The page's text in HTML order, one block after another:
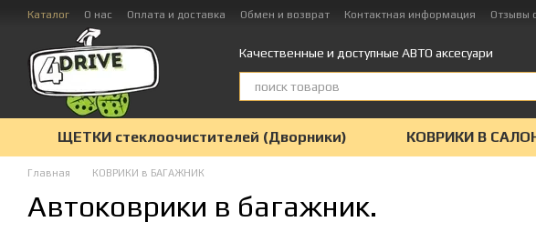
Перейти к основному контенту
Каталог О нас Оплата и доставка Обмен и возврат Контактная информация Отзывы
Качественные и доступные АВТО аксесуари
ЩЕТКИ стеклоочистителей (Дворники) КОВРИКИ В
Главная КОВРИКИ в БАГАЖНИК
Автоковрики в багажник.